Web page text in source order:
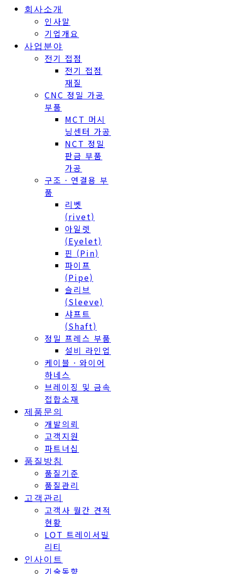
인사말
기업개요
사업분야
전기 접점
전기 접점
재질
CNC 정밀 가공
부품
닝센터 가공
NCT 정밀
판금 부품
가공
구조 · 연결용 부
품
(rivet)
아일렛
(Eyelet)
핀 (Pin)
파이프
(Pipe)
슬리브
(Sleeve)
샤프트
(Shaft)
정밀 프레스 부품
설비 라인업
케이블 · 와이어
하네스
브레이징 및 금속
접합소재
제품문의
개발의뢰
고객지원
파트너십
품질방침
품질기준
품질관리
고객관리
고객사 월간 견적
현황
LOT 트레이서빌
리티
인사이트
기술동향
리포트